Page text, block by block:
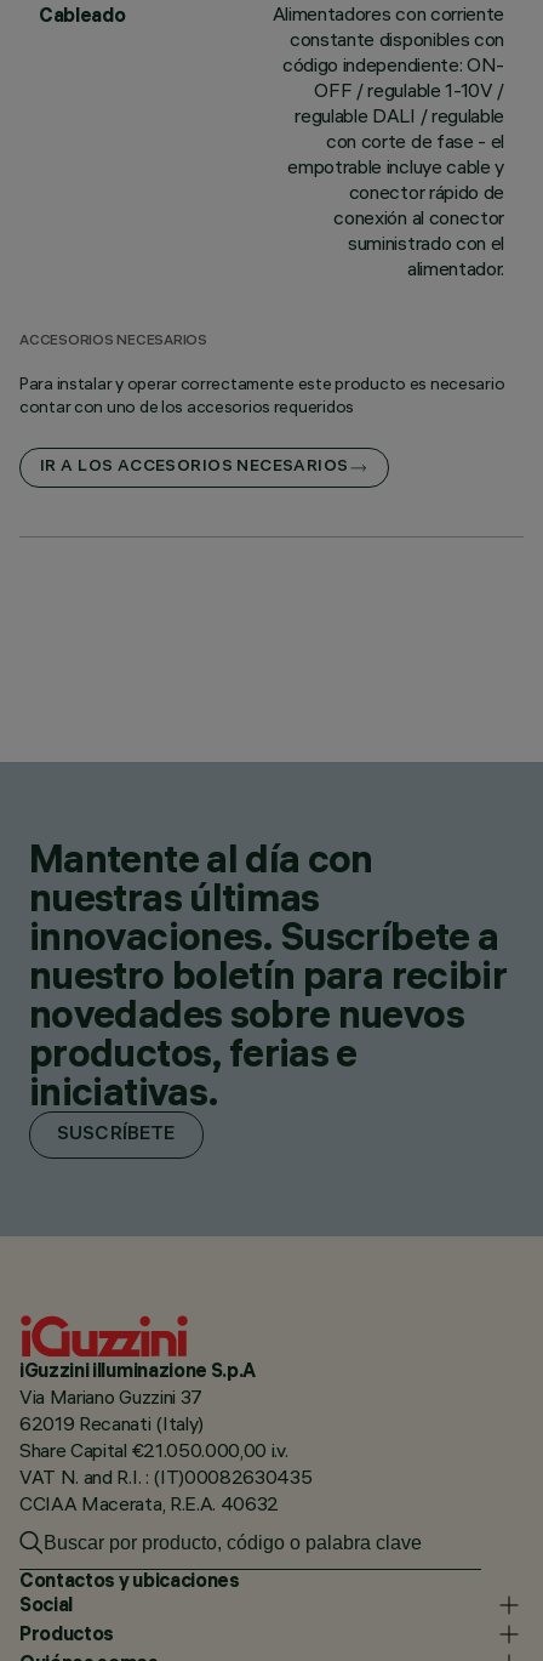
Cableado
Alimentadores con corriente
constante disponibles con
código independiente: ON-
OFF / regulable 1-10V /
regulable DALI / regulable
con corte de fase - el
empotrable incluye cable y
conector rápido de
conexión al conector
suministrado con el
alimentador.
ACCESORIOS NECESARIOS
Para instalar y operar correctamente este producto es necesario
contar con uno de los accesorios requeridos
IR A LOS ACCESORIOS NECESARIOS
Mantente al día con
nuestras últimas
innovaciones. Suscríbete a
nuestro boletín para recibir
novedades sobre nuevos
productos, ferias e
iniciativas.
SUSCRÍBETE
iGuzzini illuminazione S.p.A
Via Mariano Guzzini 37
62019 Recanati (Italy)
Share Capital €21.050.000,00 i.v.
VAT N. and R.I. : (IT)00082630435
CCIAA Macerata, R.E.A. 40632
Contactos y ubicaciones
Social
Productos